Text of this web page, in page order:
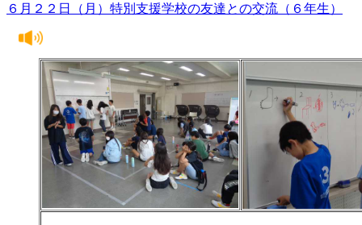
６月２２日（月）特別支援学校の友達との交流（６年生）